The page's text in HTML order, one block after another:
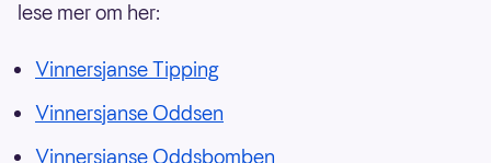
lese mer om her:
Vinnersjanse Tipping
Vinnersjanse Oddsen
Vinnersjanse Oddsbomben